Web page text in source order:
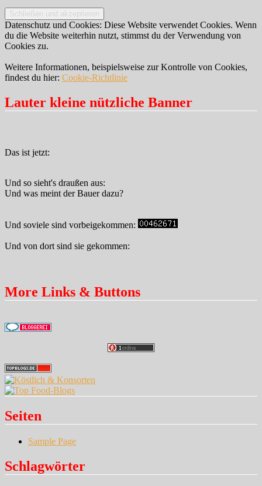
Datenschutz und Cookies: Diese Website verwendet Cookies. Wenn
du die Website weiterhin nutzt, stimmst du der Verwendung von
Cookies zu.
Weitere Informationen, beispielsweise zur Kontrolle von Cookies,
findest du hier: Cookie-Richtlinie
Lauter kleine nützliche Banner
Das ist jetzt:
Und so sieht's draußen aus:
Und was meint der Bauer dazu?
Und soviele sind vorbeigekommen:
Und von dort sind sie gekommen:
More Links & Buttons
Seiten
Sample Page
Schlagwörter